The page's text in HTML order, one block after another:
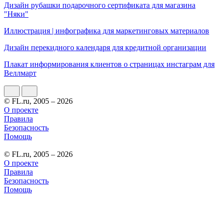
Дизайн рубашки подарочного сертификата для магазина
"Няки"
Иллюстрация | инфографика для маркетинговых материалов
Дизайн перекидного календаря для кредитной организации
Плакат информирования клиентов о страницах инстаграм для
Веллмарт
© FL.ru, 2005 – 2026
О проекте
Правила
Безопасность
Помощь
© FL.ru, 2005 – 2026
О проекте
Правила
Безопасность
Помощь